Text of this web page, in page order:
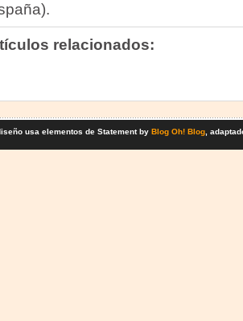
relacionados:
usa elementos de Statement by Blog Oh! Blog,